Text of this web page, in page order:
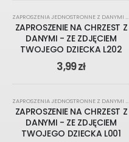
ZAPROSZENIA JEDNOSTRONNE Z DANYMI UROCZYSTOŚCI
ZAPROSZENIE NA CHRZEST Z
DANYMI - ZE ZDJĘCIEM
TWOJEGO DZIECKA L202
3,99zł
ZAPROSZENIA JEDNOSTRONNE Z DANYMI UROCZYSTOŚCI
ZAPROSZENIE NA CHRZEST Z
DANYMI - ZE ZDJĘCIEM
TWOJEGO DZIECKA L001